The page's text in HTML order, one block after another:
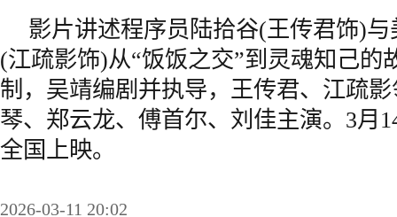
影片讲述程序员陆拾谷(王传君饰)
(江疏影饰)从“饭饭之交”到灵魂知己的
制，吴靖编剧并执导，王传君、江疏
琴、郑云龙、傅首尔、刘佳主演。3月
全国上映。
2026-03-11 20:02